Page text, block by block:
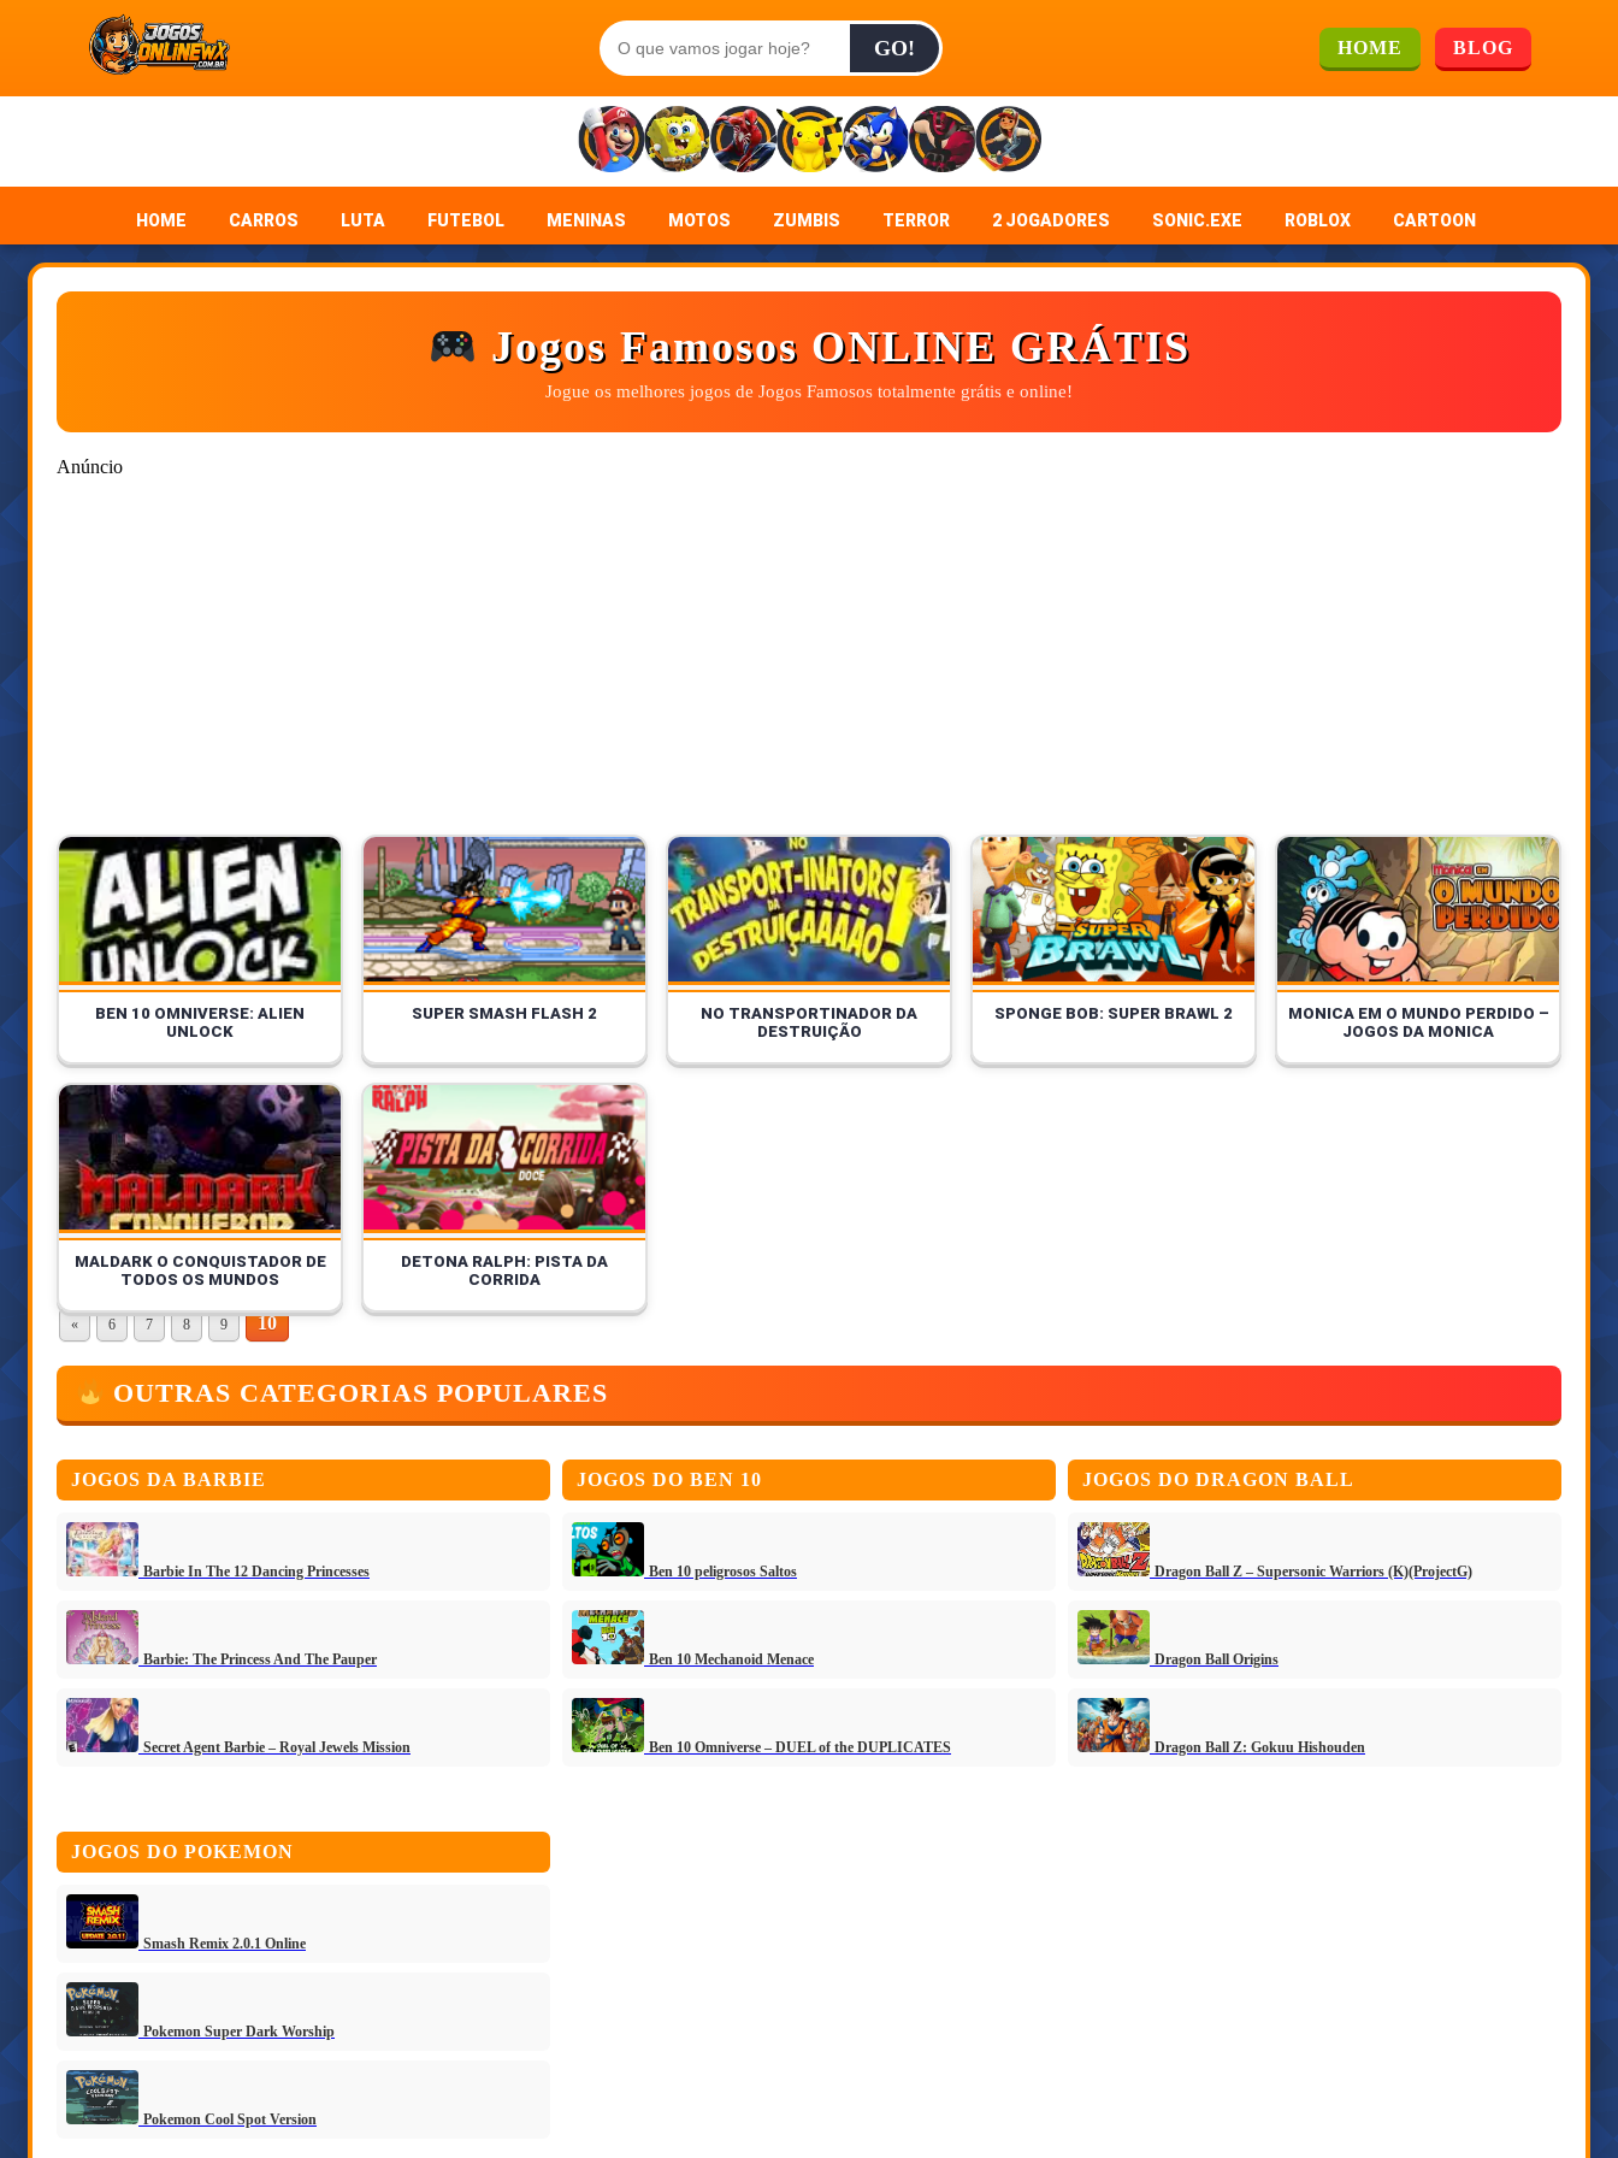
GO! HOME BLOG
HOME CARROS LUTA FUTEBOL MENINAS MOTOS ZUMBIS TERROR 2 JOGADORES SONIC.EXE ROBLOX CARTOON
Jogos Famosos ONLINE GRÁTIS
Jogue os melhores jogos de Jogos Famosos totalmente grátis e online!
Anúncio
BEN 10 OMNIVERSE: ALIEN
UNLOCK
SUPER SMASH FLASH 2
NO TRANSPORTINADOR DA
DESTRUIÇÃO
SPONGE BOB: SUPER BRAWL 2
MONICA EM O MUNDO PERDIDO –
JOGOS DA MONICA
MALDARK O CONQUISTADOR DE
TODOS OS MUNDOS
DETONA RALPH: PISTA DA
CORRIDA
« 6 7 8 9 10
OUTRAS CATEGORIAS POPULARES
JOGOS DA BARBIE
Barbie In The 12 Dancing Princesses
Barbie: The Princess And The Pauper
Secret Agent Barbie – Royal Jewels Mission
JOGOS DO BEN 10
Ben 10 peligrosos Saltos
Ben 10 Mechanoid Menace
Ben 10 Omniverse – DUEL of the DUPLICATES
JOGOS DO DRAGON BALL
Dragon Ball Z – Supersonic Warriors (K)(ProjectG)
Dragon Ball Origins
Dragon Ball Z: Gokuu Hishouden
JOGOS DO POKEMON
Smash Remix 2.0.1 Online
Pokemon Super Dark Worship
Pokemon Cool Spot Version